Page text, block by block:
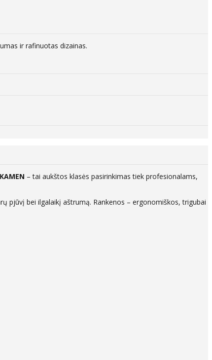
ir rafinuotas dizainas.
KAMEN – tai aukštos klasės pasirinkimas tiek profesionalams,
pjūvį bei ilgalaikį aštrumą. Rankenos – ergonomiškos, trigubai